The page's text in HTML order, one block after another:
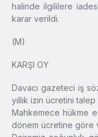
halinde ilgililere
karar verildi.
(M)
KARŞI OY
Davacı gazeteci iş
yıllık izin ücretini talep
Mahkemece hükme
dönem ücretine göre